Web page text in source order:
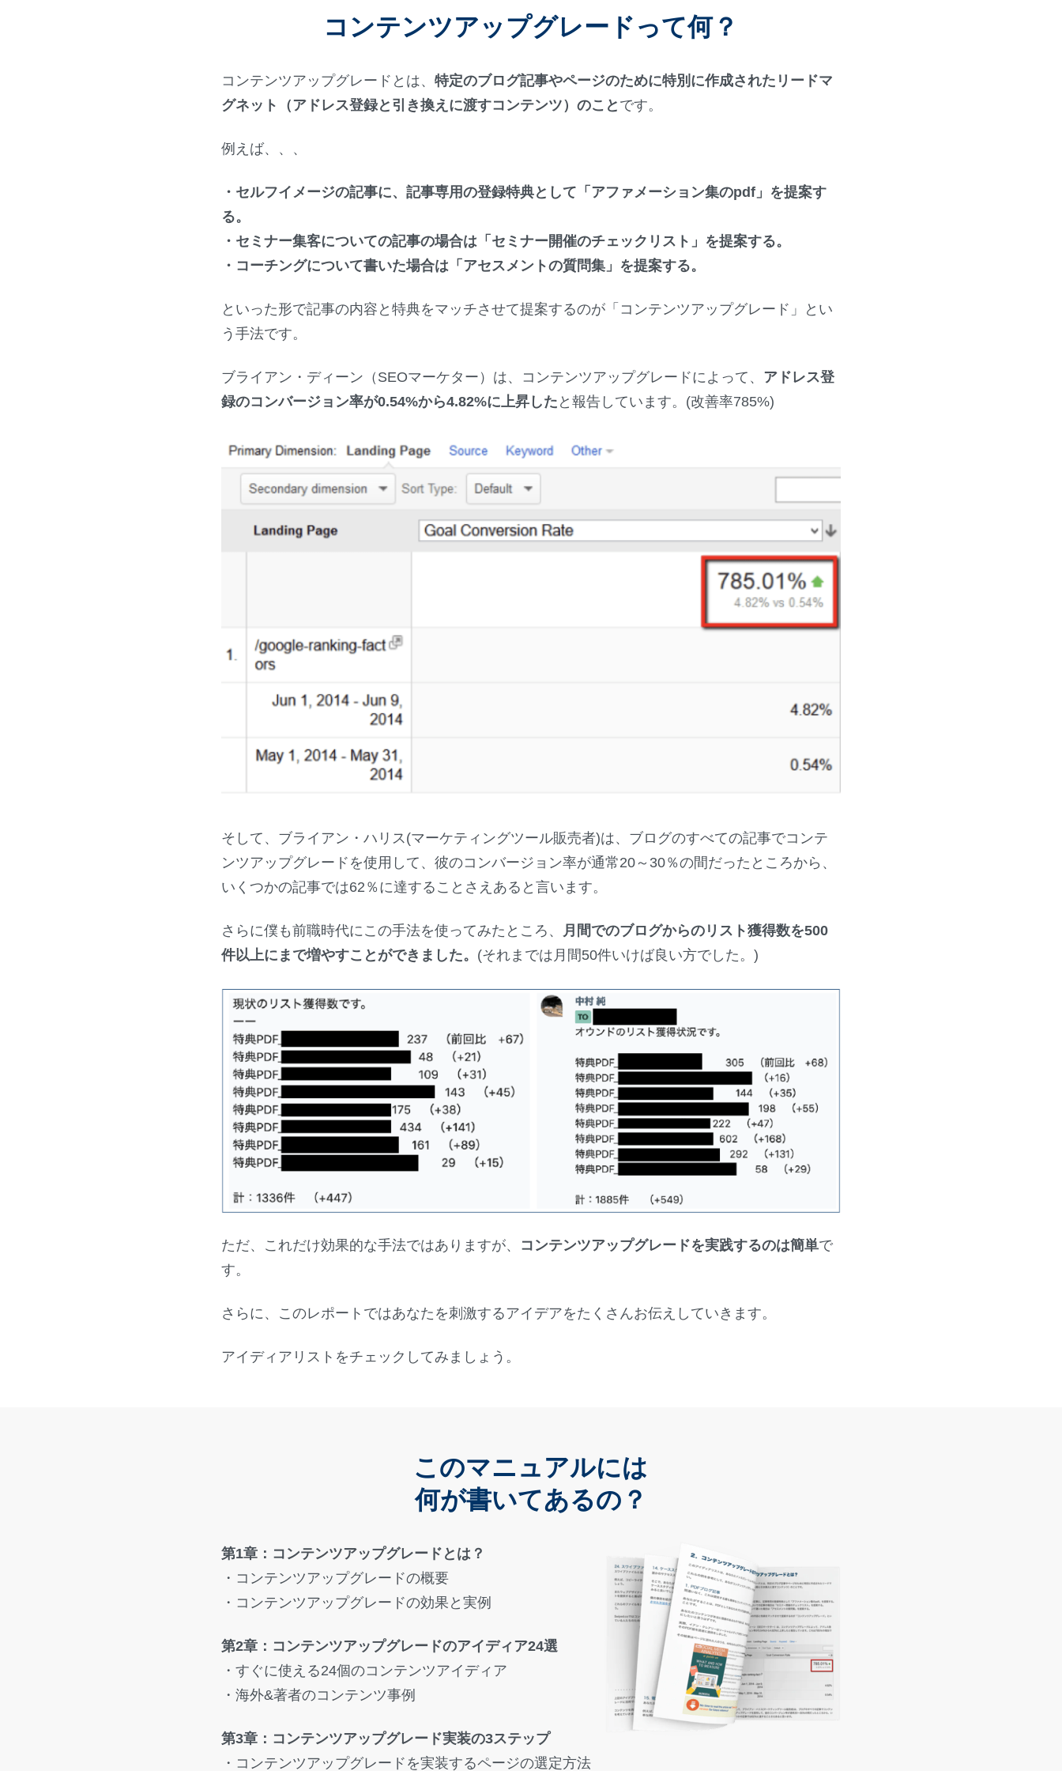
コンテンツアップグレードって何？
コンテンツアップグレードとは、 特定のブログ記事やページのために特別に作成されたリードマ
グネット（アドレス登録と引き換えに渡すコンテンツ）のこと です。
例えば、、、
・セルフイメージの記事に、記事専用の登録特典として「アファメーション集のpdf」を提案す
る。
・セミナー集客についての記事の場合は「セミナー開催のチェックリスト」を提案する。
・コーチングについて書いた場合は「アセスメントの質問集」を提案する。
といった形で記事の内容と特典をマッチさせて提案するのが「コンテンツアップグレード」とい
う手法です。
ブライアン・ディーン（SEOマーケター）は、コンテンツアップグレードによって、 アドレス登
録のコンバージョン率が0.54%から4.82%に上昇した と報告しています。(改善率785%)
そして、ブライアン・ハリス(マーケティングツール販売者)は、ブログのすべての記事でコンテ
ンツアップグレードを使用して、彼のコンバージョン率が通常20～30％の間だったところから、
いくつかの記事では62％に達することさえあると言います。
さらに僕も前職時代にこの手法を使ってみたところ、
月間でのブログからのリスト獲得数を500
件以上にまで増やすことができました。 (それまでは月間50件いけば良い方でした。)
ただ、これだけ効果的な手法ではありますが、 コンテンツアップグレードを実践するのは簡単で
す。
さらに、このレポートではあなたを刺激するアイデアをたくさんお伝えしていきます。
アイディアリストをチェックしてみましょう。
このマニュアルには
何が書いてあるの？
第1章：コンテンツアップグレードとは？
・コンテンツアップグレードの概要
・コンテンツアップグレードの効果と実例
第2章：コンテンツアップグレードのアイディア24選
・すぐに使える24個のコンテンツアイディア
・海外&著者のコンテンツ事例
第3章：コンテンツアップグレード実装の3ステップ
・コンテンツアップグレードを実装するページの選定方法